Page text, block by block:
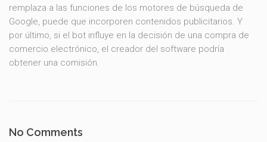
remplaza a las funciones de los motores de búsqueda de
Google, puede que incorporen contenidos publicitarios. Y
por último, si el bot influye en la decisión de una compra de
comercio electrónico, el creador del software podría
obtener una comisión.
No Comments